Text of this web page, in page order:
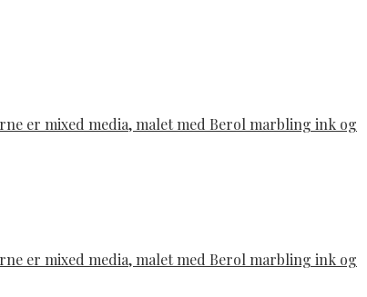
er mixed media, malet med Berol marbling ink og
er mixed media, malet med Berol marbling ink og